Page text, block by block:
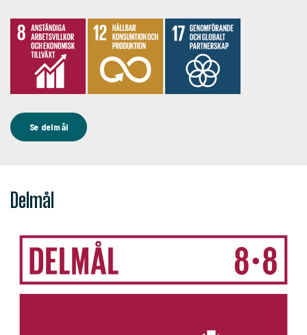
Se delmål
Delmål